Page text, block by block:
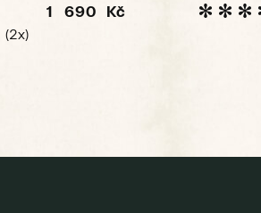
(2x)
1 690 Kč